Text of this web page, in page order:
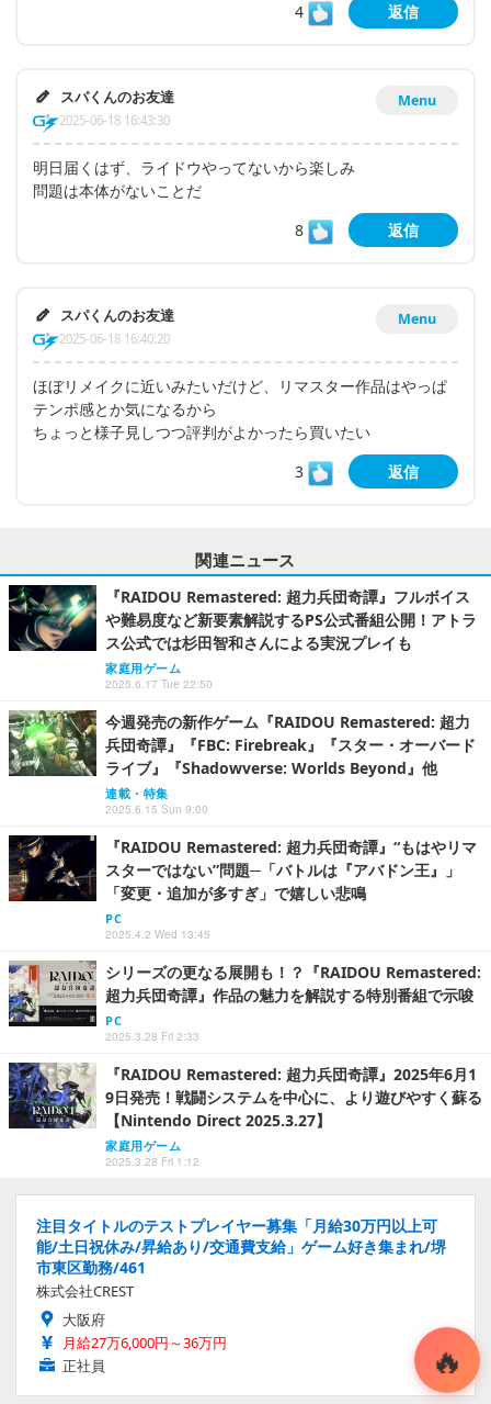
4
返信
Menu
スパくんのお友達
2025-06-18 16:43:30
明日届くはず、ライドウやってないから楽しみ
問題は本体がないことだ
8
返信
Menu
スパくんのお友達
2025-06-18 16:40:20
ほぼリメイクに近いみたいだけど、リマスター作品はやっぱ
テンポ感とか気になるから
ちょっと様子見しつつ評判がよかったら買いたい
3
返信
関連ニュース
『RAIDOU Remastered: 超力兵団奇譚』フルボイス
や難易度など新要素解説するPS公式番組公開！アトラ
ス公式では杉田智和さんによる実況プレイも
家庭用ゲーム
2025.6.17 Tue 22:50
今週発売の新作ゲーム『RAIDOU Remastered: 超力
兵団奇譚』『FBC: Firebreak』『スター・オーバード
ライブ』『Shadowverse: Worlds Beyond』他
連載・特集
2025.6.15 Sun 9:00
『RAIDOU Remastered: 超力兵団奇譚』“もはやリマ
スターではない”問題─「バトルは『アバドン王』」
「変更・追加が多すぎ」で嬉しい悲鳴
PC
2025.4.2 Wed 13:45
シリーズの更なる展開も！？『RAIDOU Remastered:
超力兵団奇譚』作品の魅力を解説する特別番組で示唆
PC
2025.3.28 Fri 2:33
『RAIDOU Remastered: 超力兵団奇譚』2025年6月1
9日発売！戦闘システムを中心に、より遊びやすく蘇る
【Nintendo Direct 2025.3.27】
家庭用ゲーム
2025.3.28 Fri 1:12
注目タイトルのテストプレイヤー募集「月給30万円以上可
能/土日祝休み/昇給あり/交通費支給」ゲーム好き集まれ/堺
市東区勤務/461
株式会社CREST
大阪府
月給27万6,000円～36万円
正社員